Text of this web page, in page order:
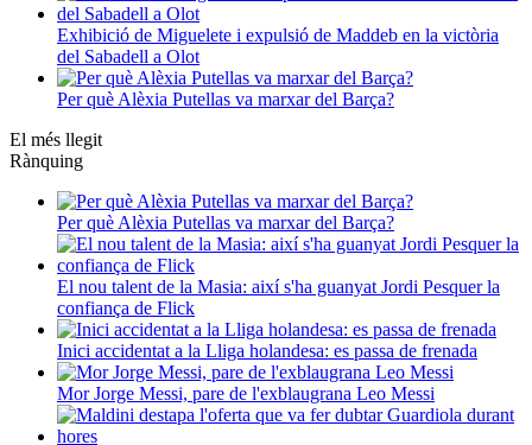
Exhibició de Miguelete i expulsió de Maddeb en la victòria
del Sabadell a Olot
Per què Alèxia Putellas va marxar del Barça?
El més llegit
Rànquing
Per què Alèxia Putellas va marxar del Barça?
El nou talent de la Masia: així s'ha guanyat Jordi Pesquer la
confiança de Flick
Inici accidentat a la Lliga holandesa: es passa de frenada
Mor Jorge Messi, pare de l'exblaugrana Leo Messi